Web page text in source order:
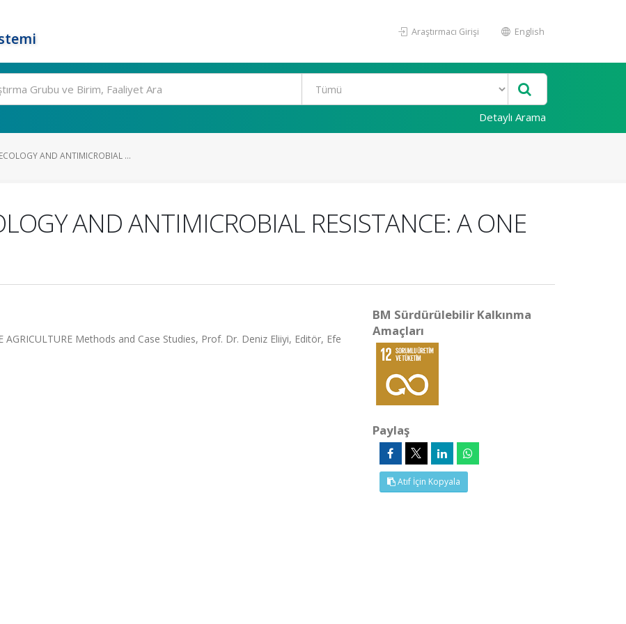
Araştırmacı Girişi English
Detaylı Arama
AND ANTIMICROBIAL ...
AND ANTIMICROBIAL RESISTANCE: A ONE
Methods and Case Studies, Prof. Dr. Deniz Eliiyi, Editör, Efe
BM Sürdürülebilir Kalkınma
Amaçları
Paylaş
Atıf İçin Kopyala